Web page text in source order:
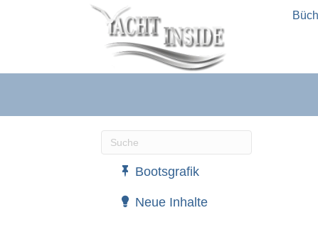
Wenn die Ergebnisse der
Bootsgrafik
Neue Inhalte